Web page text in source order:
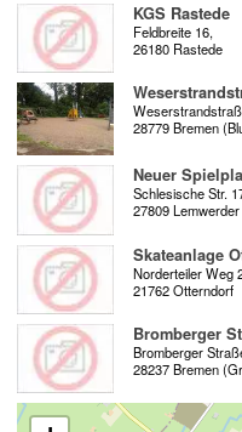
KGS Rastede
Feldbreite 16,
26180 Rastede
28779 Bremen
Neuer
Schlesische Str.
27809 Lemwerder
Skateanlage
Norderteiler Weg
21762 Otterndorf
Bromberger
Bromberger
28237 Bremen